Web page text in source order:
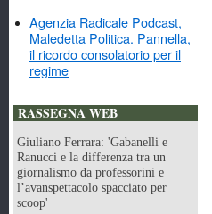
Agenzia Radicale Podcast,
Maledetta Politica. Pannella,
il ricordo consolatorio per il
regime
RASSEGNA WEB
Giuliano Ferrara: 'Gabanelli e
Ranucci e la differenza tra un
giornalismo da professorini e
l’avanspettacolo spacciato per
scoop'